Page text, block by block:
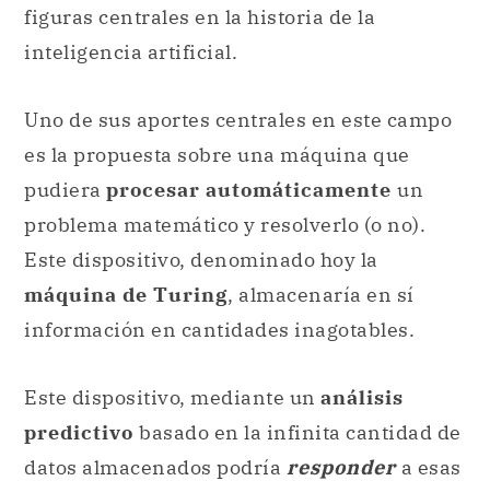
figuras centrales en la historia de la
inteligencia artificial.
Uno de sus aportes centrales en este campo
es la propuesta sobre una máquina que
pudiera procesar automáticamente un
problema matemático y resolverlo (o no).
Este dispositivo, denominado hoy la
máquina de Turing, almacenaría en sí
información en cantidades inagotables.
Este dispositivo, mediante un análisis
predictivo basado en la infinita cantidad de
datos almacenados podría responder a esas